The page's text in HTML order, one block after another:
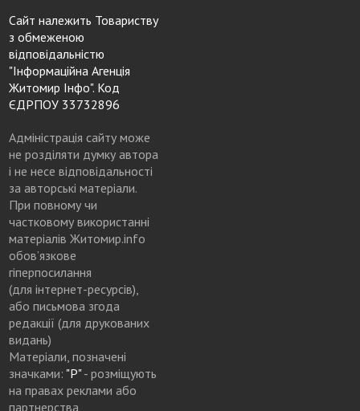
Сайт належить Товариству
з обмеженою
відповідальністю
"Інформаційна Агенція
Житомир Інфо". Код
ЄДРПОУ 33732896
Адміністрація сайту може
не розділяти думку автора
і не несе відповідальності
за авторські матеріали.
При повному чи
частковому використанні
матеріалів Житомир.info
обов’язкове
гіперпосилання
(для інтернет-ресурсів),
або письмова згода
редакції (для друкованих
видань)
Матеріали, позначені
значками: "Р"- розміщують
на правах реклами або
партнерства